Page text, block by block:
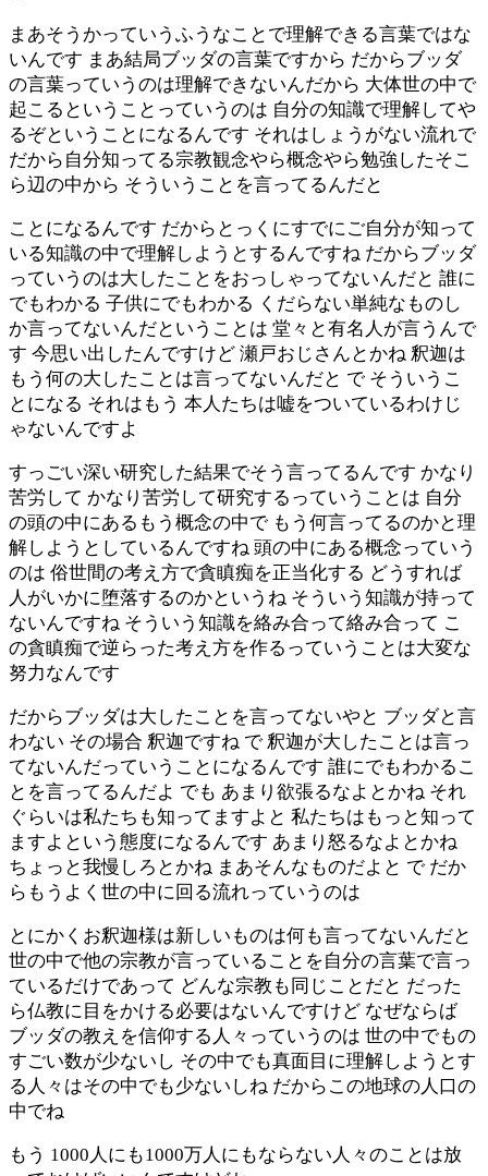
まあそうかっていうふうなことで理解できる言葉ではな
いんです まあ結局ブッダの言葉ですから だからブッダ
の言葉っていうのは理解できないんだから 大体世の中で
起こるということっていうのは 自分の知識で理解してや
るぞということになるんです それはしょうがない流れで
だから自分知ってる宗教観念やら概念やら勉強したそこ
ら辺の中から そういうことを言ってるんだと
ことになるんです だからとっくにすでにご自分が知って
いる知識の中で理解しようとするんですね だからブッダ
っていうのは大したことをおっしゃってないんだと 誰に
でもわかる 子供にでもわかる くだらない単純なものし
か言ってないんだということは 堂々と有名人が言うんで
す 今思い出したんですけど 瀬戸おじさんとかね 釈迦は
もう何の大したことは言ってないんだと で そういうこ
とになる それはもう 本人たちは嘘をついているわけじ
ゃないんですよ
すっごい深い研究した結果でそう言ってるんです かなり
苦労して かなり苦労して研究するっていうことは 自分
の頭の中にあるもう概念の中で もう何言ってるのかと理
解しようとしているんですね 頭の中にある概念っていう
のは 俗世間の考え方で貪瞋痴を正当化する どうすれば
人がいかに堕落するのかというね そういう知識が持って
ないんですね そういう知識を絡み合って絡み合って こ
の貪瞋痴で逆らった考え方を作るっていうことは大変な
努力なんです
だからブッダは大したことを言ってないやと ブッダと言
わない その場合 釈迦ですね で 釈迦が大したことは言っ
てないんだっていうことになるんです 誰にでもわかるこ
とを言ってるんだよ でも あまり欲張るなよとかね それ
ぐらいは私たちも知ってますよと 私たちはもっと知って
ますよという態度になるんです あまり怒るなよとかね
ちょっと我慢しろとかね まあそんなものだよと で だか
らもうよく世の中に回る流れっていうのは
とにかくお釈迦様は新しいものは何も言ってないんだと
世の中で他の宗教が言っていることを自分の言葉で言っ
ているだけであって どんな宗教も同じことだと だった
ら仏教に目をかける必要はないんですけど なぜならば
ブッダの教えを信仰する人々っていうのは 世の中でもの
すごい数が少ないし その中でも真面目に理解しようとす
る人々はその中でも少ないしね だからこの地球の人口の
中でね
もう 1000人にも1000万人にもならない人々のことは放